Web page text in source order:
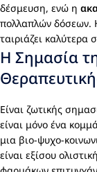
δέσμευση, ενώ η
πολλαπλών δόσεων.
ταιριάζει καλύτερα
Η Σημασία
Είναι ζωτικής
είναι μόνο ένα
μια βιο-ψυχο-
είναι εξίσου